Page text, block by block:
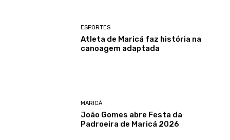
ESPORTES
Atleta de Maricá faz história na
canoagem adaptada
MARICÁ
João Gomes abre Festa da
Padroeira de Maricá 2026